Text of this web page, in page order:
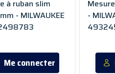
à ruban slim
- MILWAUKEE
Me connecter
-